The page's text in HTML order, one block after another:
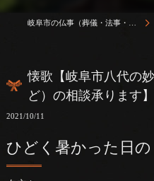
懐歌【岐阜市八代の
ど）の相談承ります】
2021/10/11
ひどく暑かった日の